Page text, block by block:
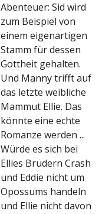
Abenteuer: Sid wird
zum Beispiel von
einem eigenartigen
Stamm für dessen
Gottheit gehalten.
Und Manny trifft auf
das letzte weibliche
Mammut Ellie. Das
könnte eine echte
Romanze werden ...
Würde es sich bei
Ellies Brüdern Crash
und Eddie nicht um
Opossums handeln
und Ellie nicht davon